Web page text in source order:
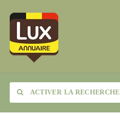
ACTIVER LA RECHERCHE